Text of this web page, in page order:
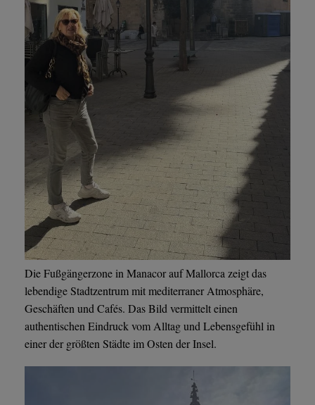
Die Fußgängerzone in Manacor auf Mallorca zeigt das
lebendige Stadtzentrum mit mediterraner Atmosphäre,
Geschäften und Cafés. Das Bild vermittelt einen
authentischen Eindruck vom Alltag und Lebensgefühl in
einer der größten Städte im Osten der Insel.